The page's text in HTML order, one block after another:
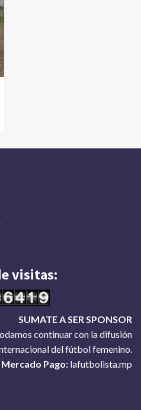
visitas:
SUMATE A SER SPONSOR
continuar con la difusión
del fútbol femenino.
Mercado Pago: lafutbolista.mp